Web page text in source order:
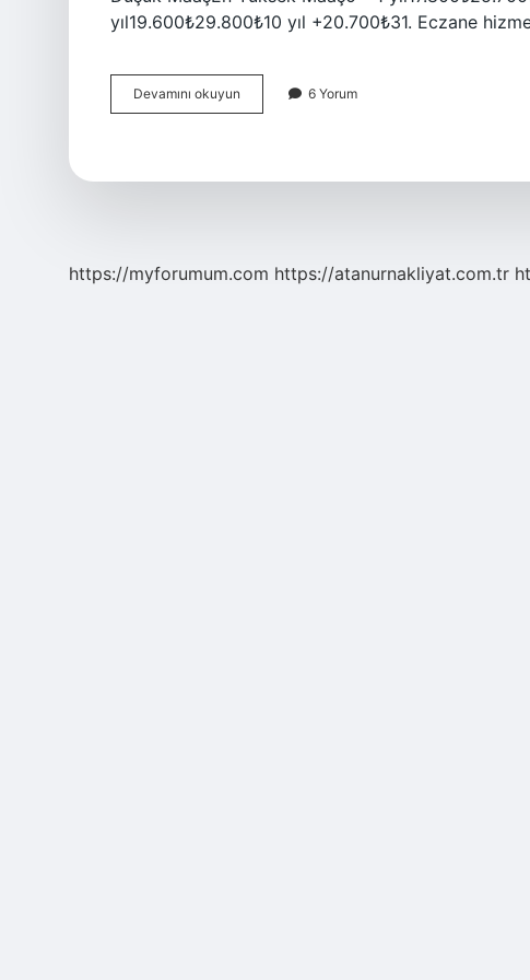
yıl19.600₺29.800₺10 yıl +20.700₺31. Eczane
Devamını okuyun
Hizmetleri
6 Yorum
https://myforumum.com https://atanurnakliyat.com.tr